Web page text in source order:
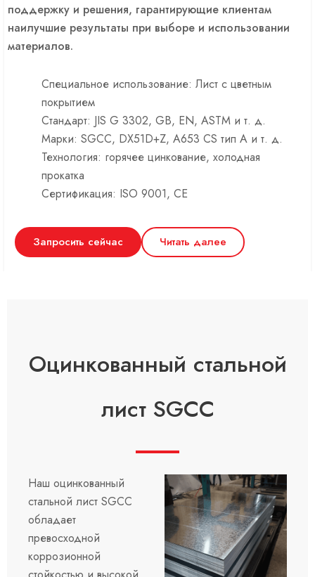
поддержку и решения, гарантирующие клиентам
наилучшие результаты при выборе и использовании
материалов.
Специальное использование: Лист с цветным
покрытием
Стандарт: JIS G 3302, GB, EN, ASTM и т. д.
Марки: SGCC, DX51D+Z, A653 CS тип A и т. д.
Технология: горячее цинкование, холодная
прокатка
Сертификация: ISO 9001, CE
Запросить сейчас Читать далее
Оцинкованный стальной
лист SGCC
Наш оцинкованный
стальной лист SGCC
обладает
превосходной
коррозионной